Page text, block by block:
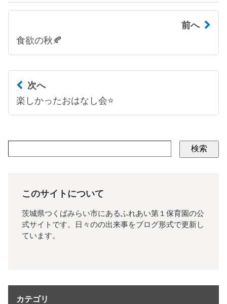
前へ
食欲の秋🍂
次へ
楽しかったおはなし会⭐
検索
このサイトについて
茨城県つくばみらい市にあるふれあい第１保育園の公
式サイトです。日々のの出来事をブログ形式で更新し
ています。
カテゴリ